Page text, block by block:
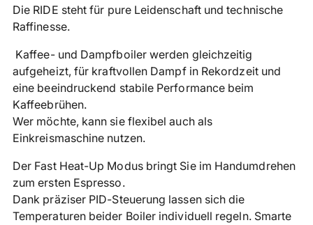
den
Warenkorb
legen
Die RIDE steht für pure Leidenschaft und technische
Raffinesse.
Kaffee- und Dampfboiler werden gleichzeitig
aufgeheizt, für kraftvollen Dampf in Rekordzeit und
eine beeindruckend stabile Performance beim
Kaffeebrühen.
Wer möchte, kann sie flexibel auch als
Einkreismaschine nutzen.
Der Fast Heat-Up Modus bringt Sie im Handumdrehen
zum ersten Espresso.
Dank präziser PID-Steuerung lassen sich die
Temperaturen beider Boiler individuell regeln. Smarte